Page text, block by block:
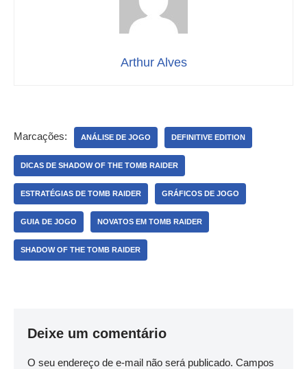
Arthur Alves
Marcações: ANÁLISE DE JOGO DEFINITIVE EDITION
DICAS DE SHADOW OF THE TOMB RAIDER
ESTRATÉGIAS DE TOMB RAIDER GRÁFICOS DE JOGO
GUIA DE JOGO NOVATOS EM TOMB RAIDER
SHADOW OF THE TOMB RAIDER
Deixe um comentário
O seu endereço de e-mail não será publicado. Campos